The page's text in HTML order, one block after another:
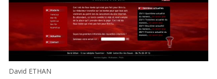
David ETHAN